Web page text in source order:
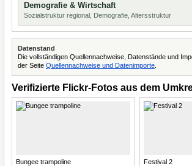
Demografie & Wirtschaft
Sozialstruktur regional, Demografie, Altersstruktur
Datenstand
Die vollständigen Quellennachweise, Datenstände und
der Seite Quellennachweise und Datenimporte
Verifizierte Flickr-Fotos aus dem
Bungee trampoline Festival 2